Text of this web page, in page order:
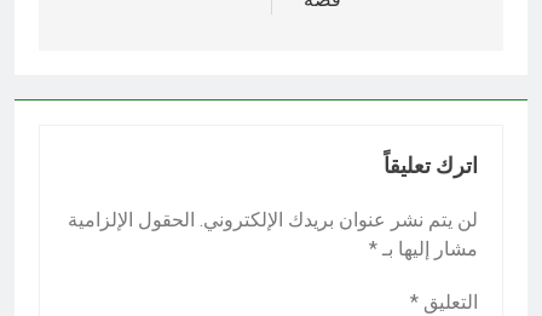
اترك تعليقاً
لن يتم نشر عنوان بريدك الإلكتروني. الحقول الإلزامية
مشار إليها بـ *
التعليق *